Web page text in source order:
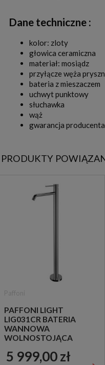
Dane techniczne :
kolor: zloty
głowica ceramiczna
materiał: mosiądz
przyłącze węża
bateria z mieszaczem
uchwyt punktowy
słuchawka
wąż
gwarancja
PRODUKTY
PAFFONI LIGHT
LIG031CR BATERIA
WANNOWA
WOLNOSTOJĄCA
5 999,00 zł